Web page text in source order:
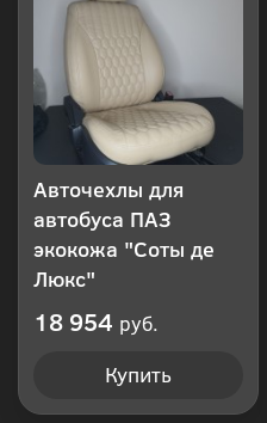
Авточехлы для
автобуса ПАЗ
экокожа "Соты де
Люкс"
18 954 руб.
Купить